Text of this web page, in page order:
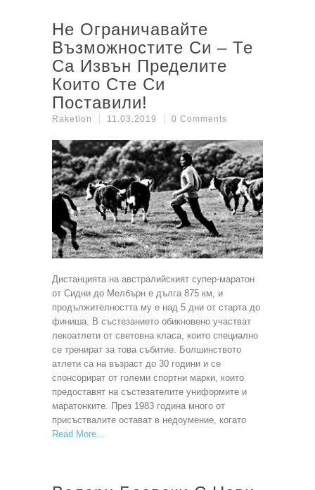
Не Ограничавайте
Възможностите Си – Те
Са Извън Пределите
Които Сте Си
Поставили!
Raketlon 11.03.2019 0 Comments
Дистанцията на австралийският супер-маратон
от Сидни до Мелбърн е дълга 875 км, и
продължителността му е над 5 дни от старта до
финиша. В състезанието обикновено участват
лекоатлети от световна класа, които специално
се тренират за това събитие. Болшинството
атлети са на възраст до 30 години и се
спонсорират от големи спортни марки, които
предоставят на състезателите униформите и
маратонките. През 1983 година много от
присъствалите остават в недоумение, когато
Read More